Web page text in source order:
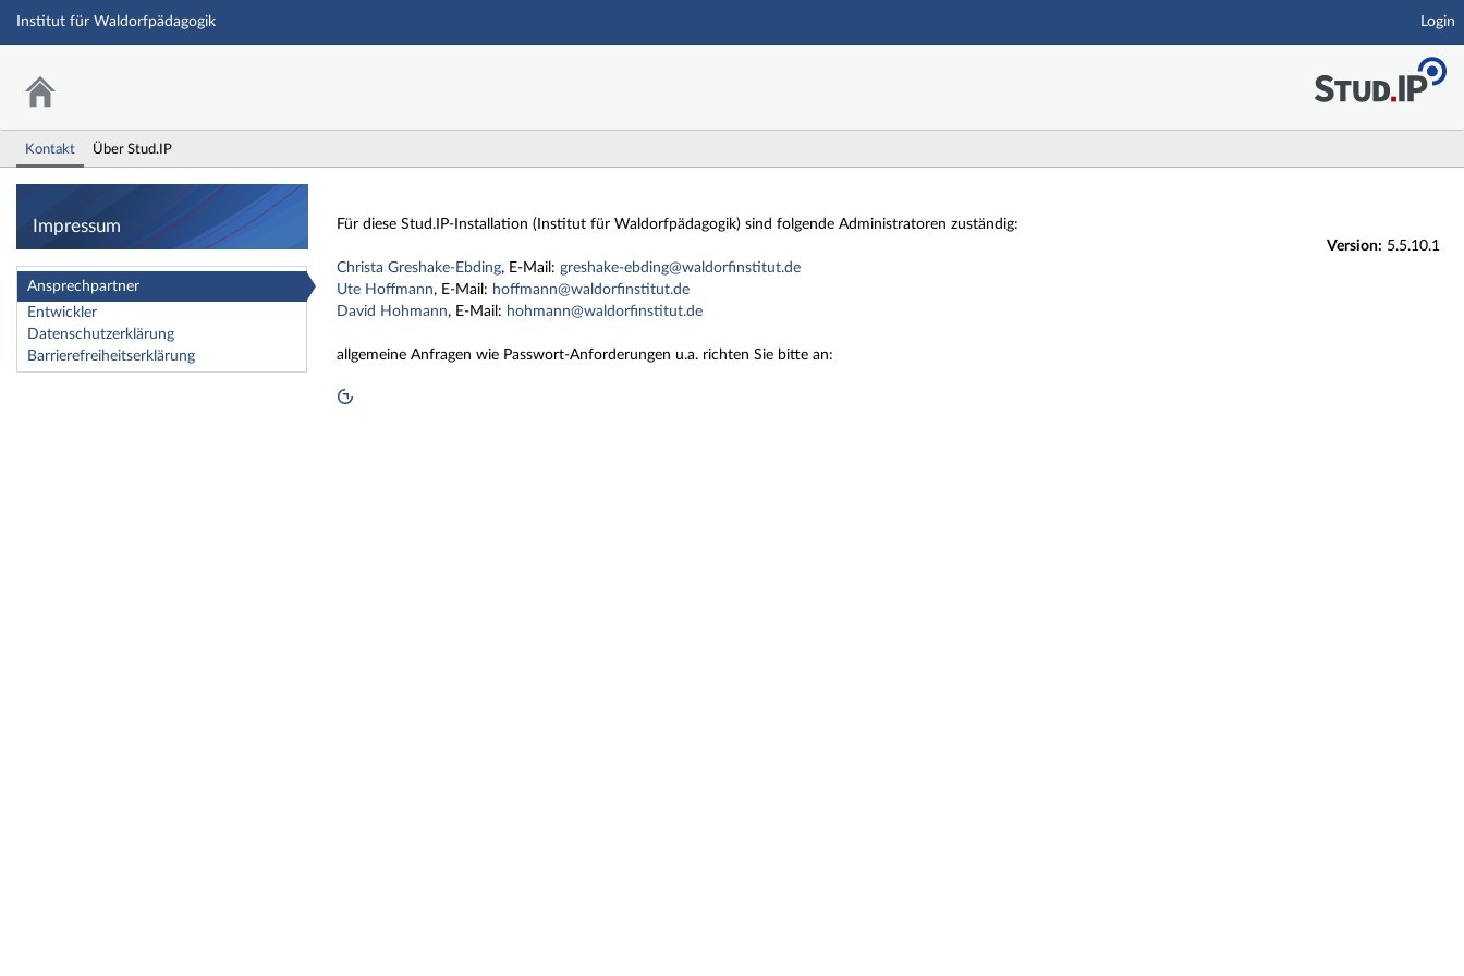
Hauptnavigation
Fußzeile
Institut für Waldorfpädagogik Login
Kontakt Über Stud.IP
Impressum
Ansprechpartner
Entwickler
Datenschutzerklärung
Barrierefreiheitserklärung
Version: 5.5.10.1
Für diese Stud.IP-Installation (Institut für Waldorfpädagogik) sind folgende Administratoren zuständig:
Christa Greshake-Ebding, E-Mail:greshake-ebding@waldorfinstitut.de
Ute Hoffmann, E-Mail: hoffmann@waldorfinstitut.de
David Hohmann, E-Mail: hohmann@waldorfinstitut.de
allgemeine Anfragen wie Passwort-Anforderungen u.a. richten Sie bitte an: